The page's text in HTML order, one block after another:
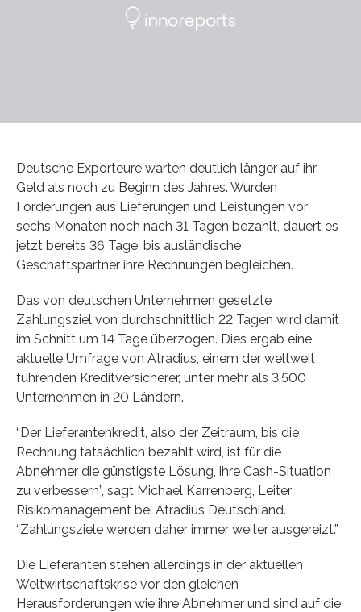
Deutsche Exporteure warten deutlich länger auf ihr
Geld als noch zu Beginn des Jahres. Wurden
Forderungen aus Lieferungen und Leistungen vor
sechs Monaten noch nach 31 Tagen bezahlt, dauert es
jetzt bereits 36 Tage, bis ausländische
Geschäftspartner ihre Rechnungen begleichen.
Das von deutschen Unternehmen gesetzte
Zahlungsziel von durchschnittlich 22 Tagen wird damit
im Schnitt um 14 Tage überzogen. Dies ergab eine
aktuelle Umfrage von Atradius, einem der weltweit
führenden Kreditversicherer, unter mehr als 3.500
Unternehmen in 20 Ländern.
“Der Lieferantenkredit, also der Zeitraum, bis die
Rechnung tatsächlich bezahlt wird, ist für die
Abnehmer die günstigste Lösung, ihre Cash-Situation
zu verbessern”, sagt Michael Karrenberg, Leiter
Risikomanagement bei Atradius Deutschland.
“Zahlungsziele werden daher immer weiter ausgereizt.”
Die Lieferanten stehen allerdings in der aktuellen
Weltwirtschaftskrise vor den gleichen
Herausforderungen wie ihre Abnehmer und sind auf die